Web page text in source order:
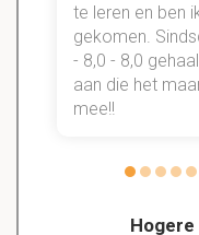
te leren en ben
gekomen.
- 8,0 - 8,0
aan die het
mee!!